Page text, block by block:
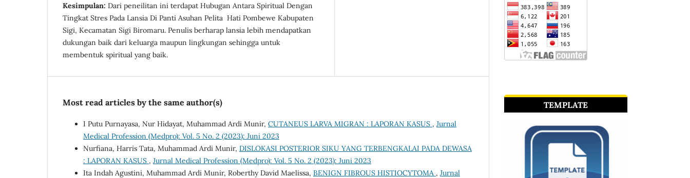
Kesimpulan: Dari peneilitan ini terdapat Hubugan Antara Spiritual Dengan
Tingkat Stres Pada Lansia Di Panti Asuhan Pelita Hati Pombewe Kabupaten
Sigi, Kecamatan Sigi Biromaru. Penulis berharap lansia lebih mendapatkan
dukungan baik dari keluarga maupun lingkungan sehingga untuk
membentuk spiritual yang baik.
Most read articles by the same author(s)
I Putu Purnayasa, Nur Hidayat, Muhammad Ardi Munir, CUTANEUS LARVA MIGRAN : LAPORAN KASUS , Jurnal
Medical Profession (Medpro): Vol. 5 No. 2 (2023): Juni 2023
Nurfiana, Harris Tata, Muhammad Ardi Munir, DISLOKASI POSTERIOR SIKU YANG TERBENGKALAI PADA DEWASA
: LAPORAN KASUS , Jurnal Medical Profession (Medpro): Vol. 5 No. 2 (2023): Juni 2023
Ita Indah Agustini, Muhammad Ardi Munir, Roberthy David Maelissa, BENIGN FIBROUS HISTIOCYTOMA , Jurnal
TEMPLATE